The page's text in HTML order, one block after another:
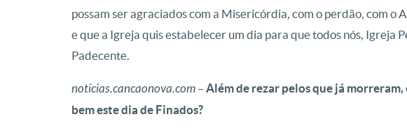
possam ser agraciados com a Misericórdia, com o perdão, com o
e que a Igreja quis estabelecer um dia para que todos nós, Igreja
Padecente.
noticias.cancaonova.com –Além de rezar pelos que já
bem este dia de Finados?